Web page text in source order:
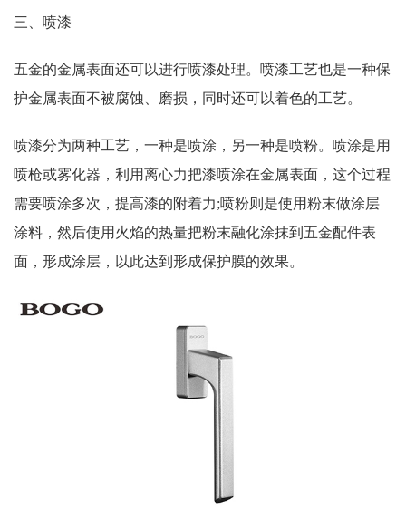
三、喷漆
五金的金属表面还可以进行喷漆处理。喷漆工艺也是一种保
护金属表面不被腐蚀、磨损，同时还可以着色的工艺。
喷漆分为两种工艺，一种是喷涂，另一种是喷粉。喷涂是用
喷枪或雾化器，利用离心力把漆喷涂在金属表面，这个过程
需要喷涂多次，提高漆的附着力;喷粉则是使用粉末做涂层
涂料，然后使用火焰的热量把粉末融化涂抹到五金配件表
面，形成涂层，以此达到形成保护膜的效果。